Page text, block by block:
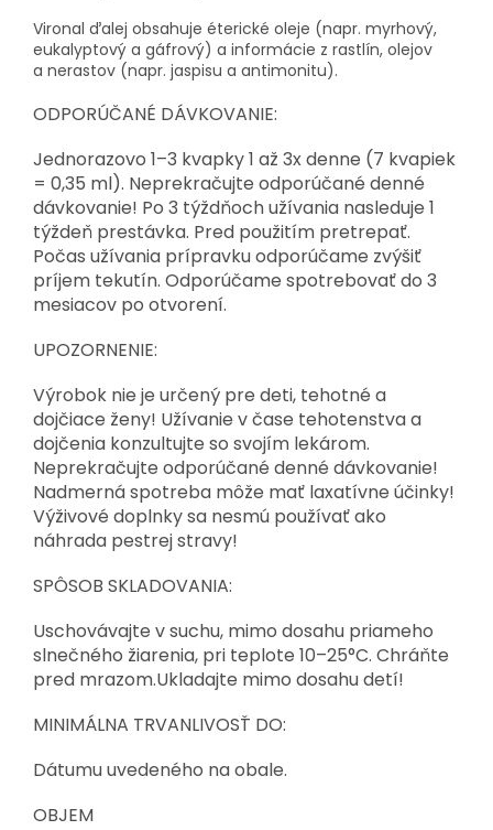
Vironal ďalej obsahuje éterické oleje (napr. myrhový,
eukalyptový a gáfrový) a informácie z rastlín, olejov
a nerastov (napr. jaspisu a antimonitu).
ODPORÚČANÉ DÁVKOVANIE:
Jednorazovo 1–3 kvapky 1 až 3x denne (7 kvapiek
= 0,35 ml). Neprekračujte odporúčané denné
dávkovanie! Po 3 týždňoch užívania nasleduje 1
týždeň prestávka. Pred použitím pretrepať.
Počas užívania prípravku odporúčame zvýšiť
príjem tekutín. Odporúčame spotrebovať do 3
mesiacov po otvorení.
UPOZORNENIE:
Výrobok nie je určený pre deti, tehotné a
dojčiace ženy! Užívanie v čase tehotenstva a
dojčenia konzultujte so svojím lekárom.
Neprekračujte odporúčané denné dávkovanie!
Nadmerná spotreba môže mať laxatívne účinky!
Výživové doplnky sa nesmú používať ako
náhrada pestrej stravy!
SPÔSOB SKLADOVANIA:
Uschovávajte v suchu, mimo dosahu priameho
slnečného žiarenia, pri teplote 10–25°C. Chráňte
pred mrazom.Ukladajte mimo dosahu detí!
MINIMÁLNA TRVANLIVOSŤ DO:
Dátumu uvedeného na obale.
OBJEM